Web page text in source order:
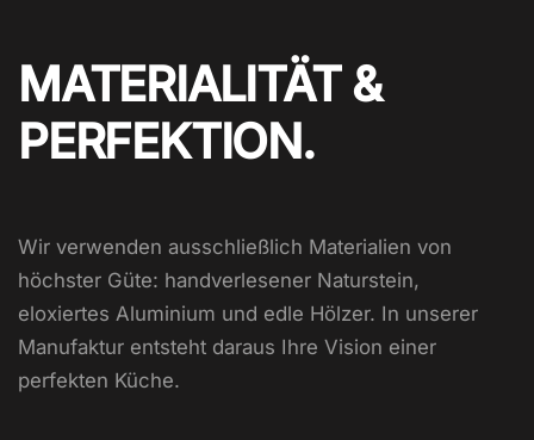
MATERIALITÄT &
PERFEKTION.
Wir verwenden ausschließlich Materialien von
höchster Güte: handverlesener Naturstein,
eloxiertes Aluminium und edle Hölzer. In unserer
Manufaktur entsteht daraus Ihre Vision einer
perfekten Küche.